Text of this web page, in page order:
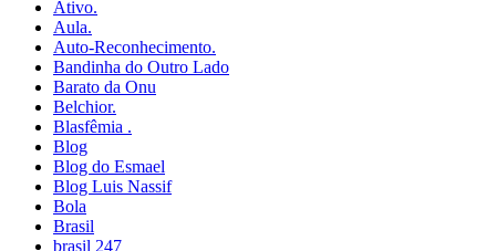
Ativo.
Aula.
Auto-Reconhecimento.
Bandinha do Outro Lado
Barato da Onu
Belchior.
Blasfêmia .
Blog
Blog do Esmael
Blog Luis Nassif
Bola
Brasil
brasil 247